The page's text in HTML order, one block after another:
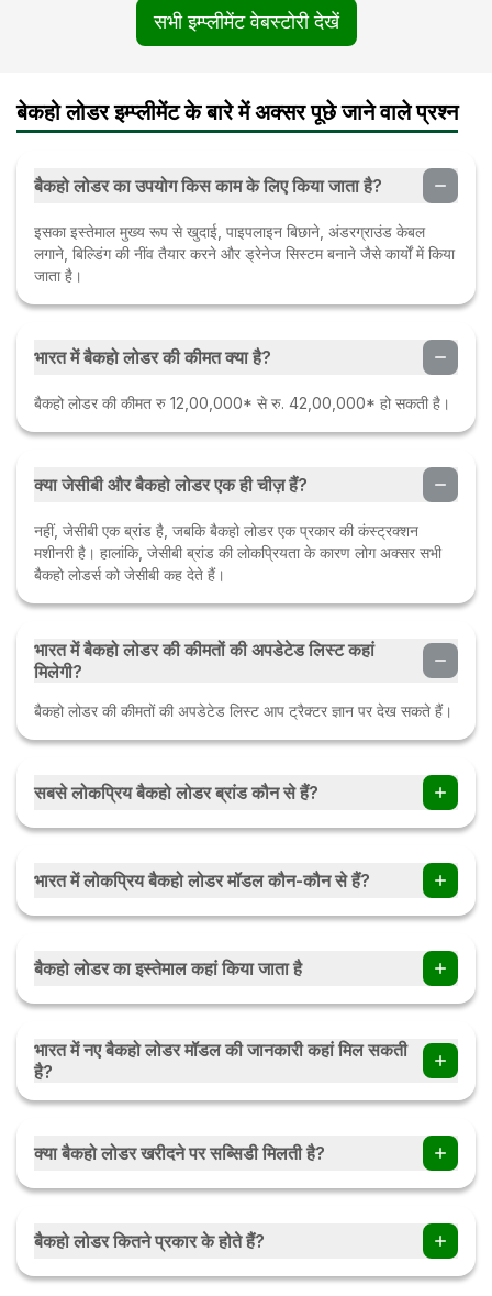
सभी इम्प्लीमेंट वेबस्टोरी देखें
बेकहो लोडर इम्प्लीमेंट के बारे में अक्सर पूछे जाने वाले प्रश्न
बैकहो लोडर का उपयोग किस काम के लिए किया जाता है?
इसका इस्तेमाल मुख्य रूप से खुदाई, पाइपलाइन बिछाने, अंडरग्राउंड केबल
लगाने, बिल्डिंग की नींव तैयार करने और ड्रेनेज सिस्टम बनाने जैसे कार्यों में किया
जाता है।
भारत में बैकहो लोडर की कीमत क्या है?
बैकहो लोडर की कीमत रु 12,00,000* से रु. 42,00,000* हो सकती है।
क्या जेसीबी और बैकहो लोडर एक ही चीज़ हैं?
नहीं, जेसीबी एक ब्रांड है, जबकि बैकहो लोडर एक प्रकार की कंस्ट्रक्शन
मशीनरी है। हालांकि, जेसीबी ब्रांड की लोकप्रियता के कारण लोग अक्सर सभी
बैकहो लोडर्स को जेसीबी कह देते हैं।
भारत में बैकहो लोडर की कीमतों की अपडेटेड लिस्ट कहां
मिलेगी?
बैकहो लोडर की कीमतों की अपडेटेड लिस्ट आप ट्रैक्टर ज्ञान पर देख सकते हैं।
सबसे लोकप्रिय बैकहो लोडर ब्रांड कौन से हैं?
लोकप्रिय बैकहो लोडर ब्रांड्स में जेसीबी, बुल, मैनिटौ, एस्कॉर्ट्स और महिंद्रा,
भारत में लोकप्रिय बैकहो लोडर मॉडल कौन-कौन से हैं?
जेसीबी 3डीएक्स, बुल सीएच76 चैलेंजर जैसे कई लोकप्रिय बैकहो लोडर मॉडल
बैकहो लोडर का इस्तेमाल कहां किया जाता है
इसका उपयोग कंस्ट्रक्शन साइट्स, खदानों, कृषि कार्यों और सड़क निर्माण में
किया जाता है।
भारत में नए बैकहो लोडर मॉडल की जानकारी कहां मिल सकती
है?
नवीनतम बैकहो लोडर मॉडल की जानकारी ट्रैक्टर ज्ञान पर उपलब्ध है।
क्या बैकहो लोडर खरीदने पर सब्सिडी मिलती है?
सब्सिडी की राशि और प्रक्रिया राज्य के हिसाब से अलग-अलग होती है। इसके
बारे में अधिक जानकारी के लिए ट्रैक्टर ज्ञान की सब्सिडी पेज पर विजिट करें।
बैकहो लोडर कितने प्रकार के होते हैं?
मुख्य रूप से दो प्रकार के बैकहो लोडर होते हैं- सेंटर-माउंट बैकहो और साइड-